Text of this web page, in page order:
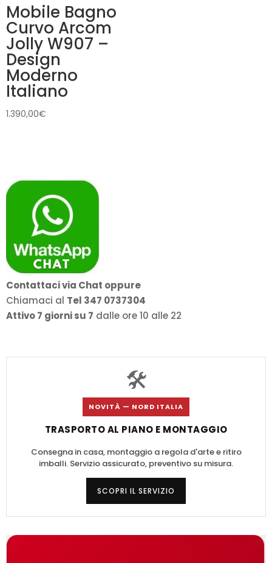
Mobile Bagno
Curvo Arcom
Jolly W907 –
Design
Moderno
Italiano
1.390,00€
Contattaci via Chat oppure
Chiamaci al Tel 347 0737304
Attivo 7 giorni su 7 dalle ore 10 alle 22
🛠️
NOVITÀ — NORD ITALIA
TRASPORTO AL PIANO E MONTAGGIO
Consegna in casa, montaggio a regola d'arte e ritiro
imballi. Servizio assicurato, preventivo su misura.
SCOPRI IL SERVIZIO